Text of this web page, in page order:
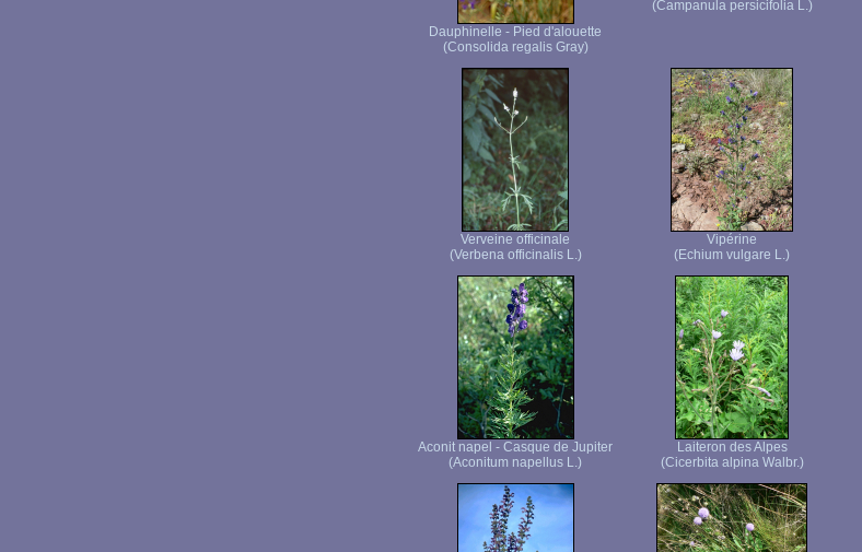
Dauphinelle - Pied d'alouette
(Consolida regalis Gray)
(Campanula persicifolia L.)
Verveine officinale
(Verbena officinalis L.)
Vipérine
(Echium vulgare L.)
Aconit napel - Casque de Jupiter
(Aconitum napellus L.)
Laiteron des Alpes
(Cicerbita alpina Walbr.)